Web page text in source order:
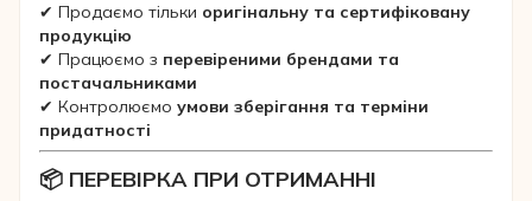
✔ Продаємо тільки оригінальну та сертифіковану
продукцію
✔ Працюємо з перевіреними брендами та
постачальниками
✔ Контролюємо умови зберігання та терміни
придатності
📦 ПЕРЕВІРКА ПРИ ОТРИМАННІ